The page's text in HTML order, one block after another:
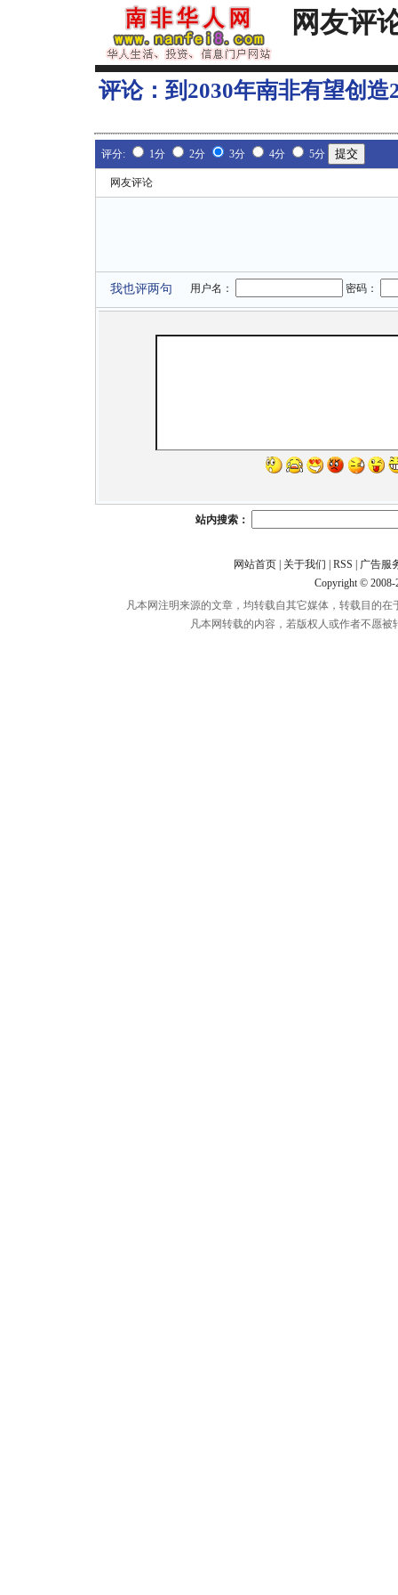
网友评
评论： 到2030年南非有望创
评分: 1分 2分 3分 4分 5分
网友评论
我也评两句 用户名： 密码：
站内搜索：
网站首页| 关于我们 RSS
广告服
Copyright ©
凡本网注明来源的文章，均转载自其它媒体，转载目的
凡本网转载的内容，若版权人或作者不愿